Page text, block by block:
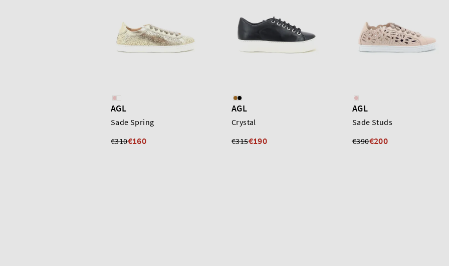
AGL
Sade Spring
€310€160
AGL
Crystal
€315€190
AGL
Sade Studs
€390€200